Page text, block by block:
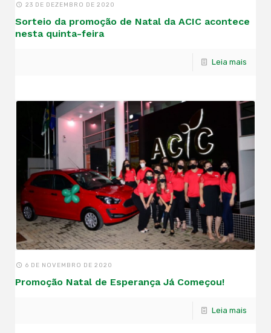
23 DE DEZEMBRO DE 2020
Sorteio da promoção de Natal da ACIC acontece
nesta quinta-feira
Leia mais
6 DE NOVEMBRO DE 2020
Promoção Natal de Esperança Já Começou!
Leia mais